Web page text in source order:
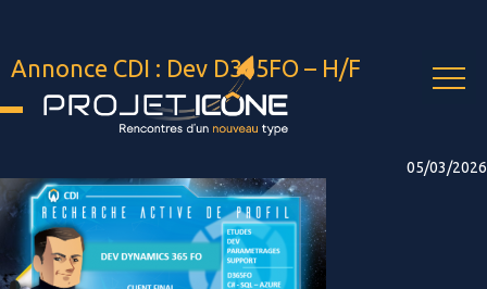
Annonce CDI : Dev D365FO – H/F
05/03/2026